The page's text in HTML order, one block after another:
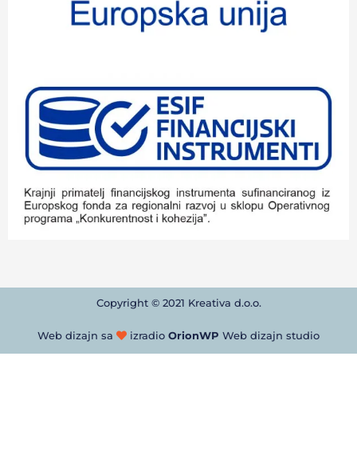
Copyright © 2021 Kreativa d.o.o.
Web dizajn sa izradio OrionWP Web dizajn studio